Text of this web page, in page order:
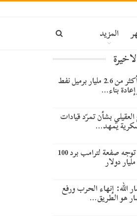
المزيد
أرامكو: فقدان أكثر من 2.6 مليار برميل نفط
بناء…
بشأن تمرّد قيادات
يمهد…
محكمة أمريكية توجه صفعة لترامب برد 100
مليار دولار
الله: إنهاء الحرب ورفع
هو الطريق…